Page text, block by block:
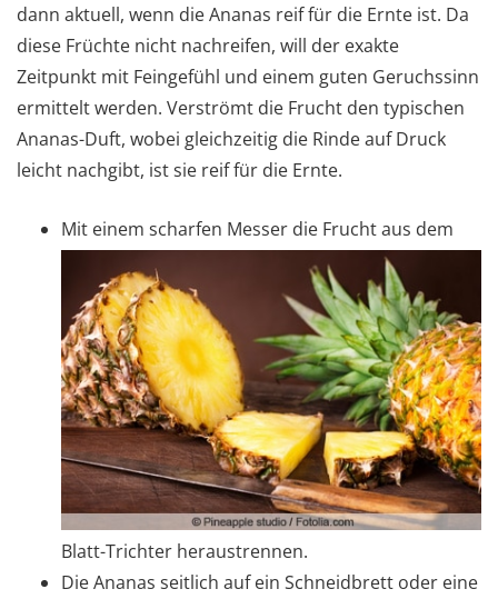
dann aktuell, wenn die Ananas reif für die Ernte ist. Da
diese Früchte nicht nachreifen, will der exakte
Zeitpunkt mit Feingefühl und einem guten Geruchssinn
ermittelt werden. Verströmt die Frucht den typischen
Ananas-Duft, wobei gleichzeitig die Rinde auf Druck
leicht nachgibt, ist sie reif für die Ernte.
Mit einem scharfen Messer die Frucht aus dem
Blatt-Trichter heraustrennen.
Die Ananas seitlich auf ein Schneidbrett oder eine